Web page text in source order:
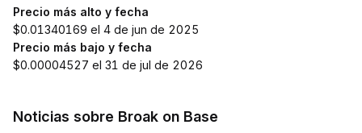
Precio más alto y fecha
$0.01340169 el 4 de jun de 2025
Precio más bajo y fecha
$0.00004527 el 31 de jul de 2026
Noticias sobre Broak on Base